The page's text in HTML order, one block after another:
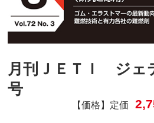
月刊ＪＥＴＩ ジェ
号
【価格】定価